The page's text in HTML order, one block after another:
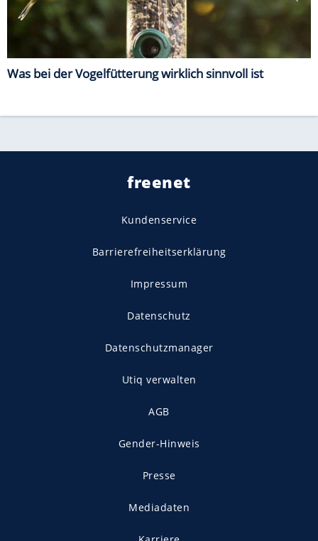
Was bei der Vogelfütterung wirklich sinnvoll ist
freenet
Kundenservice
Barrierefreiheitserklärung
Impressum
Datenschutz
Datenschutzmanager
Utiq verwalten
AGB
Gender-Hinweis
Presse
Mediadaten